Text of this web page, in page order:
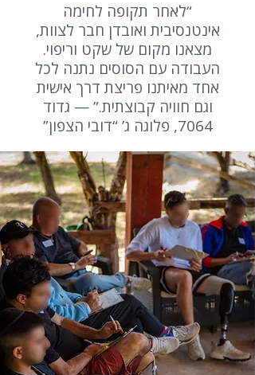
“לאחר תקופה לחימה
אינטנסיבית ואובדן חבר לצוות,
מצאנו מקום של שקט וריפוי.
העבודה עם הסוסים נתנה לכל
אחד מאיתנו פריצת דרך אישית
וגם חוויה קבוצתית.”— גדוד
7064, פלוגה ג’ “דובי הצפון”